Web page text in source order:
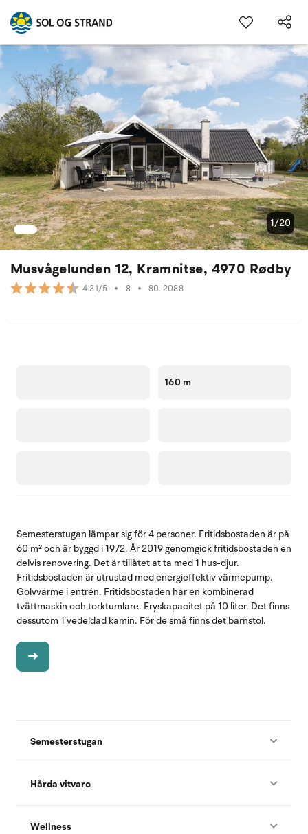
Musvågelunden 12, Kramnitse, 4970 Rødby
4.31/5 • 8 • 80-2088
1/20
160 m
Semesterstugan lämpar sig för 4 personer. Fritidsbostaden är på
60 m² och är byggd i 1972. År 2019 genomgick fritidsbostaden en
delvis renovering. Det är tillåtet at ta med 1 hus-djur.
Fritidsbostaden är utrustad med energieffektiv värmepump.
Golvvärme i entrén. Fritidsbostaden har en kombinerad
tvättmaskin och torktumlare. Fryskapacitet på 10 liter. Det finns
dessutom 1 vedeldad kamin. För de små finns det barnstol.
Semesterstugan
Hårda vitvaro
Wellness